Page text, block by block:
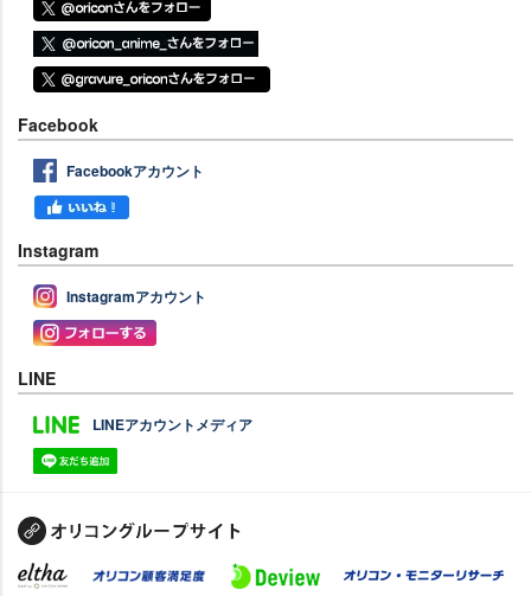
Facebook
Facebookアカウント
Instagram
Instagramアカウント
LINE
LINEアカウントメディア